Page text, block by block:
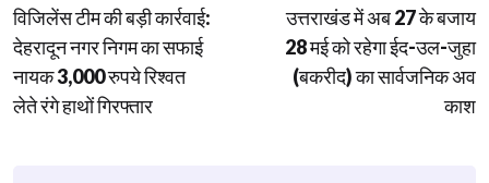
navigation
विजिलेंस टीम की बड़ी कार्रवाई:
देहरादून नगर निगम का सफाई
नायक 3,000 रुपये रिश्वत
लेते रंगे हाथों गिरफ्तार
उत्तराखंड में अब 27 के बजाय
28 मई को रहेगा ईद-उल-जुहा
(बकरीद) का सार्वजनिक अव
काश